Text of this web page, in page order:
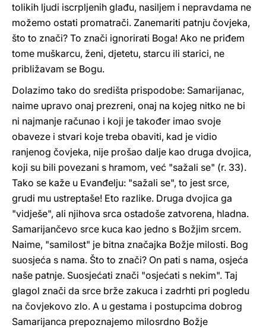
tolikih ljudi iscrpljenih glađu, nasiljem i nepravdama ne
možemo ostati promatrači. Zanemariti patnju čovjeka,
što to znači? To znači ignorirati Boga! Ako ne priđem
tome muškarcu, ženi, djetetu, starcu ili starici, ne
približavam se Bogu.
Dolazimo tako do središta prispodobe: Samarijanac,
naime upravo onaj prezreni, onaj na kojeg nitko ne bi
ni najmanje računao i koji je također imao svoje
obaveze i stvari koje treba obaviti, kad je vidio
ranjenog čovjeka, nije prošao dalje kao druga dvojica,
koji su bili povezani s hramom, već "sažali se" (r. 33).
Tako se kaže u Evanđelju: "sažali se", to jest srce,
grudi mu ustreptaše! Eto razlike. Druga dvojica ga
"vidješe", ali njihova srca ostadoše zatvorena, hladna.
Samarijančevo srce kuca kao jedno s Božjim srcem.
Naime, "samilost" je bitna značajka Božje milosti. Bog
suosjeća s nama. Što to znači? On pati s nama, osjeća
naše patnje. Suosjećati znači "osjećati s nekim". Taj
glagol znači da srce brže zakuca i zadrhti pri pogledu
na čovjekovo zlo. A u gestama i postupcima dobrog
Samarijanca prepoznajemo milosrdno Božje